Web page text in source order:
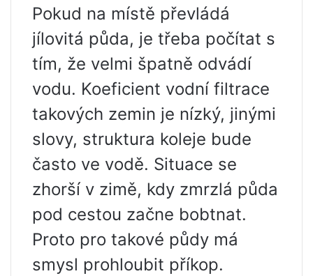
Pokud na místě převládá
jílovitá půda, je třeba počítat s
tím, že velmi špatně odvádí
vodu. Koeficient vodní filtrace
takových zemin je nízký, jinými
slovy, struktura koleje bude
často ve vodě. Situace se
zhorší v zimě, kdy zmrzlá půda
pod cestou začne bobtnat.
Proto pro takové půdy má
smysl prohloubit příkop.